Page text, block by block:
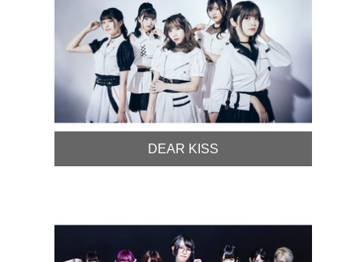
DEAR KISS